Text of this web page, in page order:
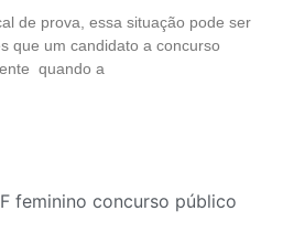
de prova, essa situação pode ser
que um candidato a concurso
quando a